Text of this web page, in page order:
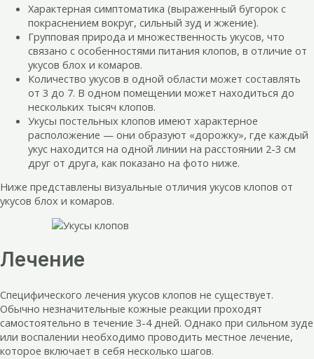
Характерная симптоматика (выраженный бугорок с
покраснением вокруг, сильный зуд и жжение).
Групповая природа и множественность укусов, что
связано с особенностями питания клопов, в отличие от
укусов блох и комаров.
Количество укусов в одной области может составлять
от 3 до 7. В одном помещении может находиться до
нескольких тысяч клопов.
Укусы постельных клопов имеют характерное
расположение — они образуют «дорожку», где каждый
укус находится на одной линии на расстоянии 2-3 см
друг от друга, как показано на фото ниже.
Ниже представлены визуальные отличия укусов клопов от
укусов блох и комаров.
Лечение
Специфического лечения укусов клопов не существует.
Обычно незначительные кожные реакции проходят
самостоятельно в течение 3-4 дней. Однако при сильном зуде
или воспалении необходимо проводить местное лечение,
которое включает в себя несколько шагов.